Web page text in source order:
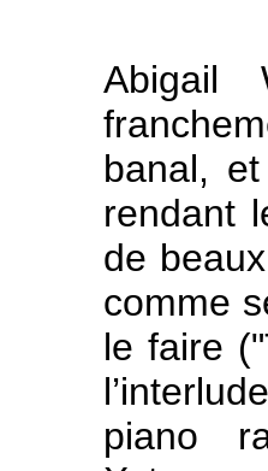
Abigail
banal,
rendant
de
comme
le faire
piano